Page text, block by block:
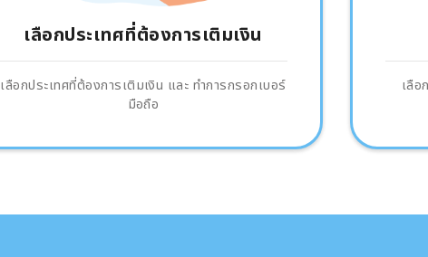
เลือกประเทศที่ต้องการเติมเงิน
เลือกประเทศที่ต้องการเติมเงิน และ ทำการกรอกเบอร์
มือถือ
เลือ